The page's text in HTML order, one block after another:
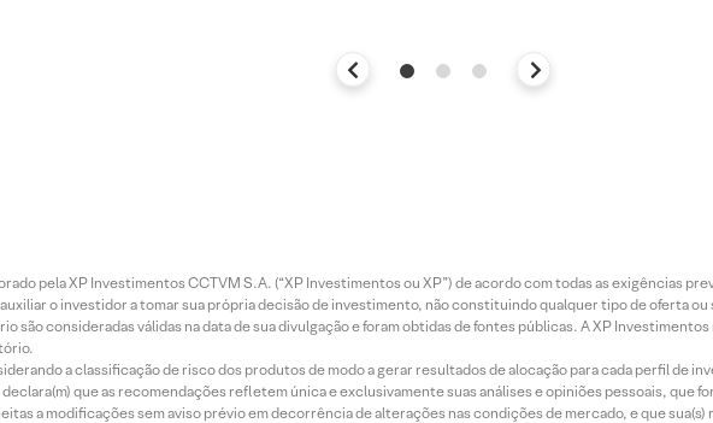
pela XP Investimentos CCTVM S.A. (“XP Investimentos ou XP”) de acordo com todas as exigências
o investidor a tomar sua própria decisão de investimento, não constituindo qualquer tipo de oferta
são consideradas válidas na data de sua divulgação e foram obtidas de fontes públicas. A XP
a classificação de risco dos produtos de modo a gerar resultados de alocação para cada perfil de
que as recomendações refletem única e exclusivamente suas análises e opiniões pessoais, que
a modificações sem aviso prévio em decorrência de alterações nas condições de mercado, e que